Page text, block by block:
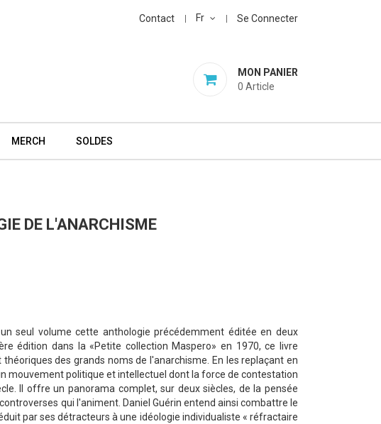
Contact Fr Se Connecter
MON PANIER
0 Article
MERCH SOLDES
DE L'ANARCHISME
seul volume cette anthologie précédemment éditée en deux
édition dans la «Petite collection Maspero» en 1970, ce livre
des grands noms de l'anarchisme. En les replaçant en
mouvement politique et intellectuel dont la force de contestation
Il offre un panorama complet, sur deux siècles, de la pensée
qui l'animent. Daniel Guérin entend ainsi combattre le
par ses détracteurs à une idéologie individualiste « réfractaire